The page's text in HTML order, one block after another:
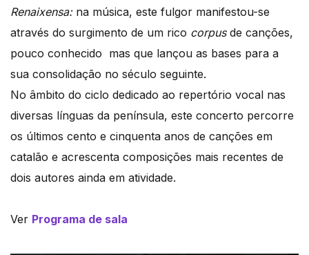
Renaixensa:na música, este fulgor manifestou-se
através do surgimento de um rico corpusde canções,
pouco conhecido mas que lançou as bases para a
sua consolidação no século seguinte.
No âmbito do ciclo dedicado ao repertório vocal nas
diversas línguas da península, este concerto percorre
os últimos cento e cinquenta anos de canções em
catalão e acrescenta composições mais recentes de
dois autores ainda em atividade.
Ver Programa de sala